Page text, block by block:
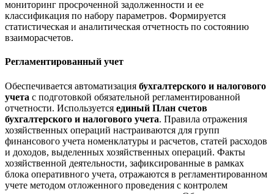
мониторинг просроченной задолженности и ее
классификация по набору параметров. Формируется
статистическая и аналитическая отчетность по состоянию
взаиморасчетов.
Регламентированный учет
Обеспечивается автоматизация бухгалтерского и налогового
учета с подготовкой обязательной регла­ментированной
отчетности. Используется единый План счетов
бухгалтерского и налогового учета. Правила отражения
хозяйственных операций настраиваются для групп
финансового учета номенклатуры и расчетов, статей расходов
и доходов, выделенных хозяйственных операций. Факты
хозяйственной деятельности, зафиксирован­ные в рамках
блока оперативного учета, отражаются в регламентированном
учете методом отложенного прове­дения с контролем